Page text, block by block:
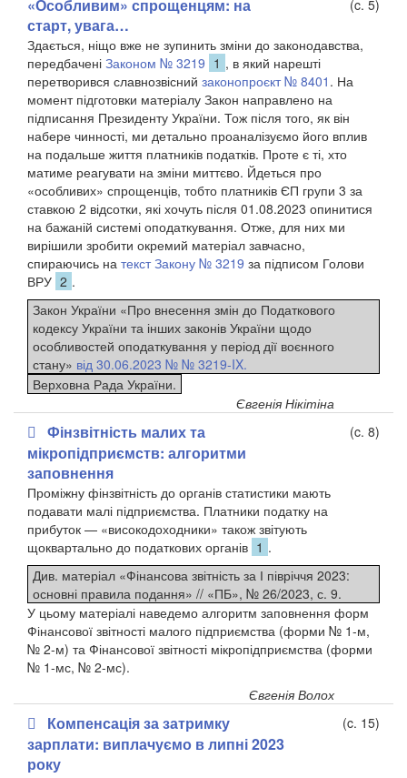
«Особливим» спрощенцям: на
старт, увага…
(c. 5)
Здається, ніщо вже не зупинить зміни до законодавства,
передбачені Законом № 3219 1 , в який нарешті
перетворився славнозвісний законопроєкт № 8401 . На
момент підготовки матеріалу Закон направлено на
підписання Президенту України. Тож після того, як він
набере чинності, ми детально проаналізуємо його вплив
на подальше життя платників податків. Проте є ті, хто
матиме реагувати на зміни миттєво. Йдеться про
«особливих» спрощенців, тобто платників ЄП групи 3 за
ставкою 2 відсотки, які хочуть після 01.08.2023 опинитися
на бажаній системі оподаткування. Отже, для них ми
вирішили зробити окремий матеріал завчасно,
спираючись на текст Закону № 3219 за підписом Голови
ВРУ 2 .
Закон України «Про внесення змін до Податкового
кодексу України та інших законів України щодо
особливостей оподаткування у період дії воєнного
стану» від 30.06.2023 № № 3219-IX.
Верховна Рада України.
Євгенія Нікітіна
Фінзвітність малих та
мікропідприємств: алгоритми
заповнення
(c. 8)
Проміжну фінзвітність до органів статистики мають
подавати малі підприємства. Платники податку на
прибуток — «високодоходники» також звітують
щоквартально до податкових органів 1 .
Див. матеріал «Фінансова звітність за І півріччя 2023:
основні правила подання» // «ПБ», № 26/2023, с. 9.
У цьому матеріалі наведемо алгоритм заповнення форм
Фінансової звітності малого підприємства (форми № 1-м,
№ 2-м) та Фінансової звітності мікропідприємства (форми
№ 1-мс, № 2-мс).
Євгенія Волох
Компенсація за затримку
зарплати: виплачуємо в липні 2023
року
(c. 15)